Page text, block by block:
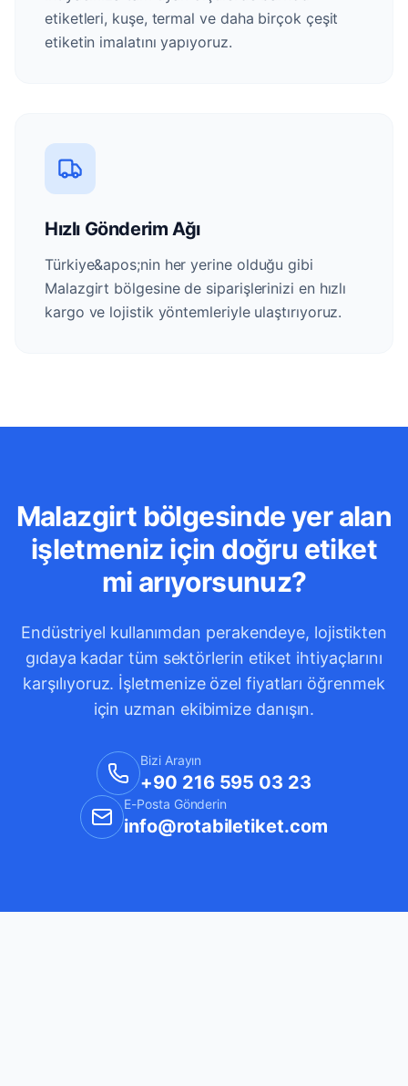
etiketleri, kuşe, termal ve daha birçok çeşit
etiketin imalatını yapıyoruz.
Hızlı Gönderim Ağı
Türkiye&apos;nin her yerine olduğu gibi
Malazgirt bölgesine de siparişlerinizi en hızlı
kargo ve lojistik yöntemleriyle ulaştırıyoruz.
Malazgirt bölgesinde yer alan
işletmeniz için doğru etiket
mi arıyorsunuz?
Endüstriyel kullanımdan perakendeye, lojistikten
gıdaya kadar tüm sektörlerin etiket ihtiyaçlarını
karşılıyoruz. İşletmenize özel fiyatları öğrenmek
için uzman ekibimize danışın.
Bizi Arayın
+90 216 595 03 23
E-Posta Gönderin
info@rotabiletiket.com